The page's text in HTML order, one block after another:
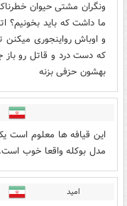
و‌نگران مشتی حیوان
ما داشت که باید بخونیم؟
و اوباش رو‌اینجوری
که دست درد و قاتل رو
بهشون حزفی بزنه
این قیافه ها معلوم است
مدل بوکله واقعا خوب است.
امید